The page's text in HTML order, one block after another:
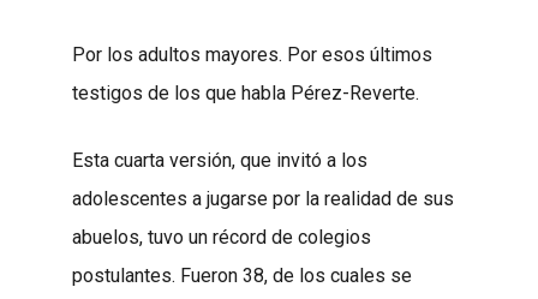
Por los adultos mayores. Por esos últimos
testigos de los que habla Pérez-Reverte.
Esta cuarta versión, que invitó a los
adolescentes a jugarse por la realidad de sus
abuelos, tuvo un récord de colegios
postulantes. Fueron 38, de los cuales se